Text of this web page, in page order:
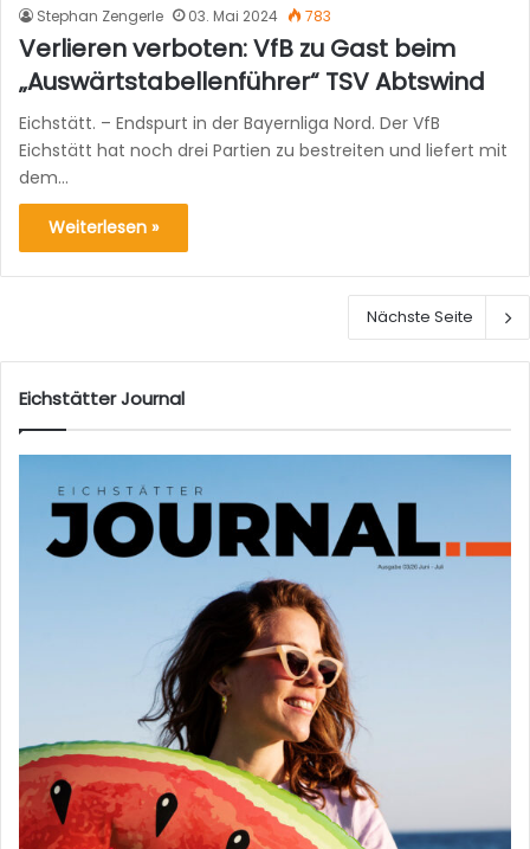
Stephan Zengerle 03. Mai 2024 783
Verlieren verboten: VfB zu Gast beim
„Auswärtstabellenführer“ TSV Abtswind
Eichstätt. – Endspurt in der Bayernliga Nord. Der VfB
Eichstätt hat noch drei Partien zu bestreiten und liefert mit
dem…
Weiterlesen »
Nächste Seite
Eichstätter Journal